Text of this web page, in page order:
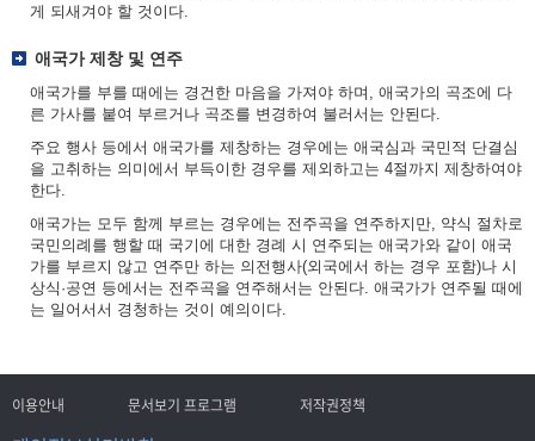
게 되새겨야 할 것이다.
애국가 제창 및 연주
애국가를 부를 때에는 경건한 마음을 가져야 하며, 애국가의 곡조에 다
른 가사를 붙여 부르거나 곡조를 변경하여 불러서는 안된다.
주요 행사 등에서 애국가를 제창하는 경우에는 애국심과 국민적 단결심
을 고취하는 의미에서 부득이한 경우를 제외하고는 4절까지 제창하여야
한다.
애국가는 모두 함께 부르는 경우에는 전주곡을 연주하지만, 약식 절차로
국민의례를 행할 때 국기에 대한 경례 시 연주되는 애국가와 같이 애국
가를 부르지 않고 연주만 하는 의전행사(외국에서 하는 경우 포함)나 시
상식·공연 등에서는 전주곡을 연주해서는 안된다. 애국가가 연주될 때에
는 일어서서 경청하는 것이 예의이다.
이용안내 문서보기 프로그램 저작권정책